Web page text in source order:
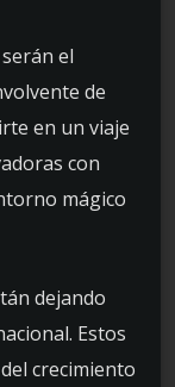
el
de
en un viaje
con
mágico
dejando
Estos
crecimiento